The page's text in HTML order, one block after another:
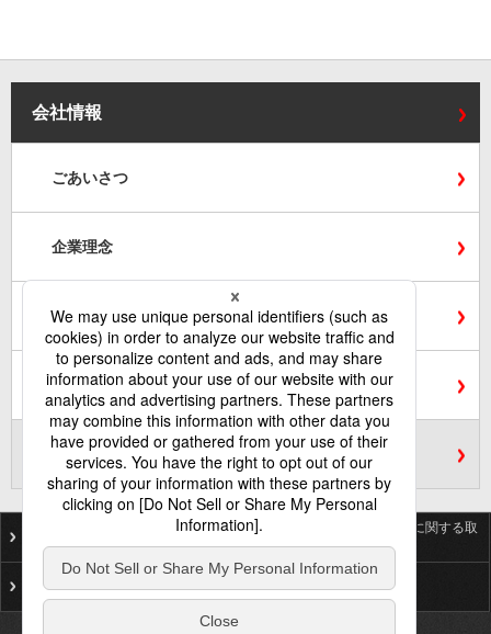
会社情報
ごあいさつ
企業理念
会社概要・沿革
本社・支社
役員・支社長紹介
お取引先様との価格協議に関する取
組方針
個人情報保護基本方針 プライバシーポリシー